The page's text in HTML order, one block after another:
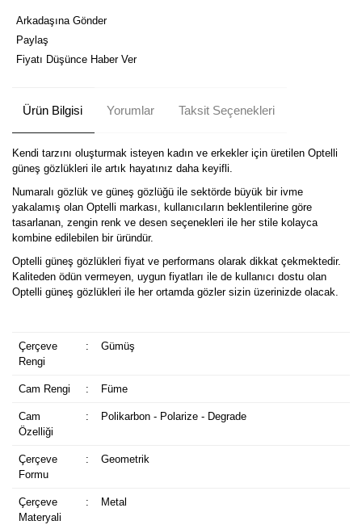
Arkadaşına Gönder
Paylaş
Fiyatı Düşünce Haber Ver
Ürün Bilgisi Yorumlar Taksit Seçenekleri
Kendi tarzını oluşturmak isteyen kadın ve erkekler için üretilen Optelli
güneş gözlükleri ile artık hayatınız daha keyifli.
Numaralı gözlük ve güneş gözlüğü ile sektörde büyük bir ivme
yakalamış olan Optelli markası, kullanıcıların beklentilerine göre
tasarlanan, zengin renk ve desen seçenekleri ile her stile kolayca
kombine edilebilen bir üründür.
Optelli güneş gözlükleri fiyat ve performans olarak dikkat çekmektedir.
Kaliteden ödün vermeyen, uygun fiyatları ile de kullanıcı dostu olan
Optelli güneş gözlükleri ile her ortamda gözler sizin üzerinizde olacak.
Çerçeve
Rengi
: Gümüş
Cam Rengi : Füme
Cam
Özelliği
: Polikarbon - Polarize - Degrade
Çerçeve
Formu
: Geometrik
Çerçeve
Materyali
: Metal